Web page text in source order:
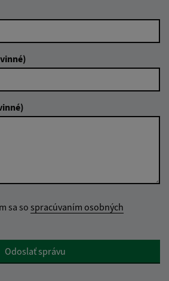
sa so spracúvaním osobných
Odoslať správu